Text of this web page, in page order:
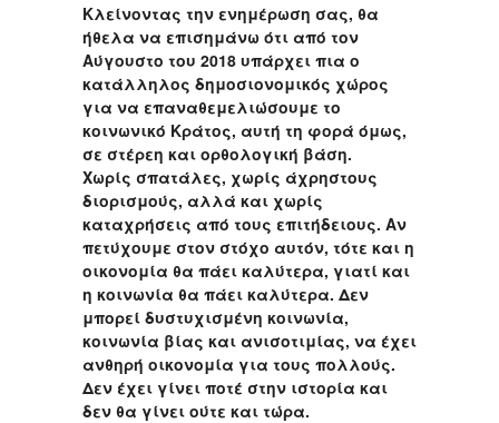
Κλείνοντας την ενημέρωση σας, θα
ήθελα να επισημάνω ότι από τον
Αύγουστο του 2018 υπάρχει πια ο
κατάλληλος δημοσιονομικός χώρος
για να επαναθεμελιώσουμε το
κοινωνικό Κράτος, αυτή τη φορά όμως,
σε στέρεη και ορθολογική βάση.
Χωρίς σπατάλες, χωρίς άχρηστους
διορισμούς, αλλά και χωρίς
καταχρήσεις από τους επιτήδειους. Αν
πετύχουμε στον στόχο αυτόν, τότε και η
οικονομία θα πάει καλύτερα, γιατί και
η κοινωνία θα πάει καλύτερα. Δεν
μπορεί δυστυχισμένη κοινωνία,
κοινωνία βίας και ανισοτιμίας, να έχει
ανθηρή οικονομία για τους πολλούς.
Δεν έχει γίνει ποτέ στην ιστορία και
δεν θα γίνει ούτε και τώρα.